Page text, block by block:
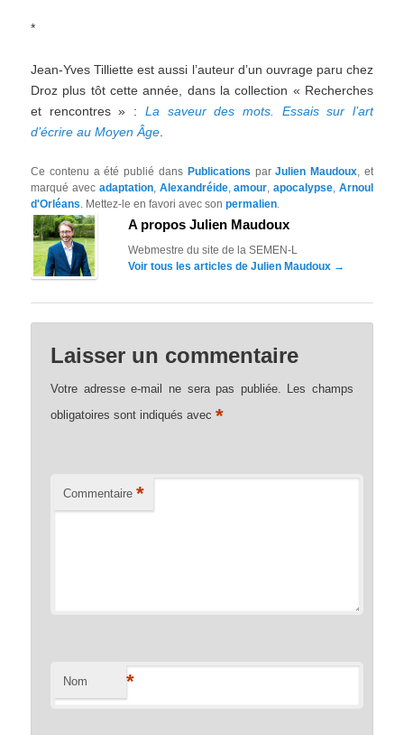
*
Jean-Yves Tilliette est aussi l’auteur d’un ouvrage paru chez
Droz plus tôt cette année, dans la collection « Recherches
et rencontres » : La saveur des mots. Essais sur l’art
d’écrire au Moyen Âge
Ce contenu a été publié dans Publications parJulien Maudoux, et
marqué avec adaptation, Alexandréide,amour,apocalypse, Arnoul
d'Orléans. Mettez-le en favori avec sonpermalien.
A propos Julien Maudoux
Webmestre du site de la SEMEN-L
Voir tous les articles de Julien Maudoux →
Laisser un commentaire
Votre adresse e-mail ne sera pas publiée. Les champs
obligatoires sont indiqués avec*
Commentaire *
Nom *